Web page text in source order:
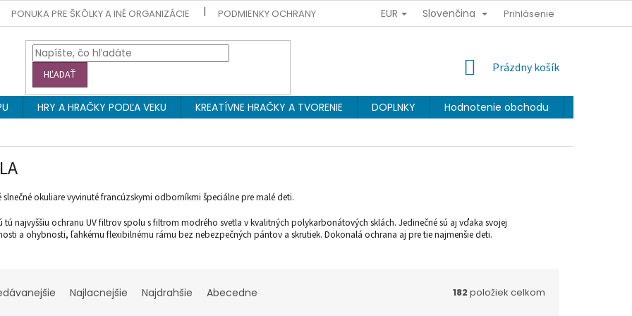
PONUKA PRE ŠKÔLKY A INÉ ORGANIZÁCIE PODMIENKY OCHRANY OSOBNÝCH ÚDAJOV OBCHODNÉ PODMIENKY
EUR Slovenčina Prihlásenie
HĽADAŤ
NÁKUPNÝ
Prázdny košík
HRY A HRAČKY PODĽA VEKU KREATÍVNE HRAČKY A TVORENIE DOPLNKY Hodnotenie obchodu
slnečné okuliare vyvinuté francúzskymi odborníkmi špeciálne pre malé deti.
tú najvyššiu ochranu UV filtrov spolu s filtrom modrého svetla v kvalitných polykarbonátových sklách. Jedinečné sú aj vďaka svojej
a ohybnosti, ľahkému flexibilnému rámu bez nebezpečných pántov a skrutiek. Dokonalá ochrana aj pre tie najmenšie deti.
Najlacnejšie Najdrahšie Abecedne 182položiek celkom